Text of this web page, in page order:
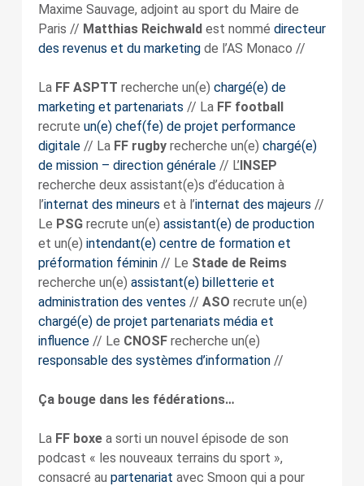
Maxime Sauvage, adjoint au sport du Maire de
Paris // Matthias Reichwaldest nommé directeur
des revenus et du marketingde l’AS Monaco //
La FF ASPTT recherche un(e) chargé(e) de
marketing et partenariats // La FF football
recrute un(e) chef(fe) de projet performance
digitale// La FF rugbyrecherche un(e) chargé(e)
de mission – direction générale// L’INSEP
recherche deux assistant(e)s d’éducation à
l’internat des mineurs et à l’internat des majeurs //
Le PSGrecrute un(e) assistant(e) de production
et un(e) intendant(e) centre de formation et
préformation féminin// Le Stade de Reims
recherche un(e) assistant(e) billetterie et
administration des ventes // ASO recrute un(e)
chargé(e) de projet partenariats média et
influence// Le CNOSFrecherche un(e)
responsable des systèmes d’information//
Ça bouge dans les fédérations…
La FF boxea sorti un nouvel épisode de son
podcast « les nouveaux terrains du sport »,
consacré au partenariat avec Smoon qui a pour